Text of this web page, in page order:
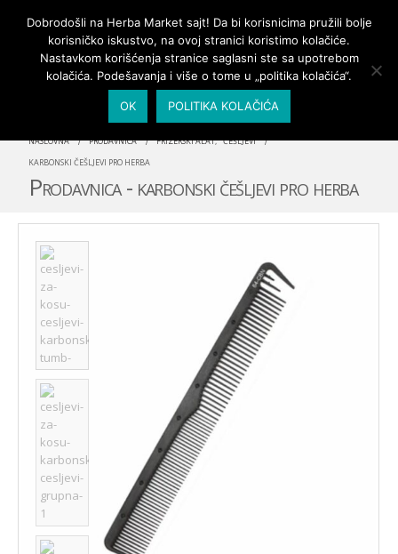
PRIJAVA/MOJ NALOG
NASLOVNA PRODAVNICA FRIZERSKI ALAT, ČEŠLJEVI
KARBONSKI ČEŠLJEVI PRO HERBA
Prodavnica - karbonski češljevi pro herba
Dobrodošli na Herba Market sajt! Da bi korisnicima pružili bolje
korisničko iskustvo, na ovoj stranici koristimo kolačiće.
Nastavkom korišćenja stranice saglasni ste sa upotrebom
kolačića. Podešavanja i više o tome u „politika kolačića“.
OK POLITIKA KOLAČIĆA